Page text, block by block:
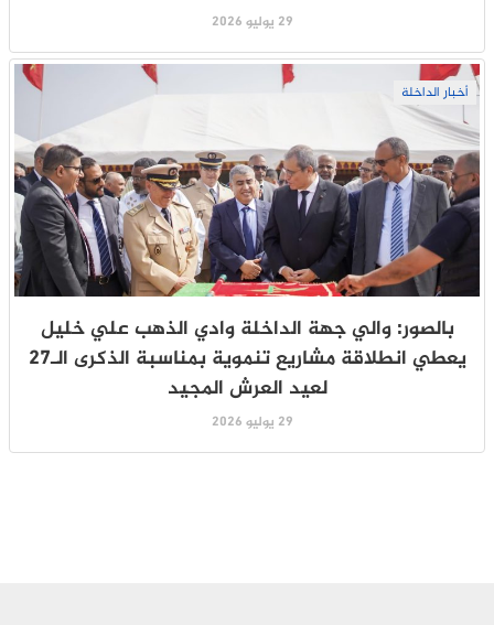
29 يوليو 2026
أخبار الداخلة
بالصور: والي جهة الداخلة وادي الذهب علي خليل
يعطي انطلاقة مشاريع تنموية بمناسبة الذكرى الـ27
لعيد العرش المجيد
29 يوليو 2026